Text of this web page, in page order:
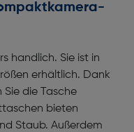
handlich. Sie ist in
erhältlich. Dank
die Tasche
bieten
Staub. Außerdem